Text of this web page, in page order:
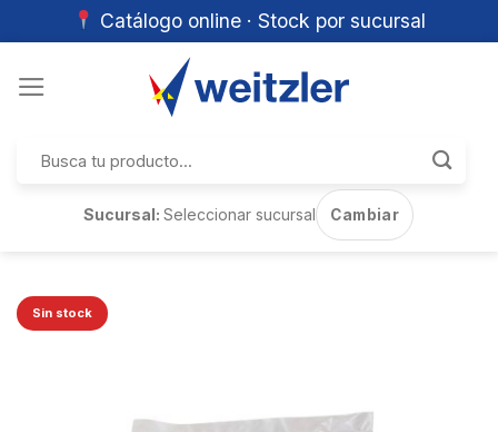
Catálogo online · Stock por sucursal
por:
Sucursal:Seleccionar sucursal Cambiar
Sin stock